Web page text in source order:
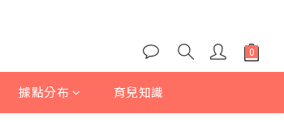
據點分布 育兒知識